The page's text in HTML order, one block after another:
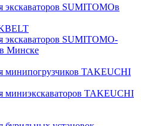
экскаваторов SUMITOMOв
экскаваторов SUMITOMO-
Минске
минипогрузчиков TAKEUCHI
миниэкскаваторов TAKEUCHI